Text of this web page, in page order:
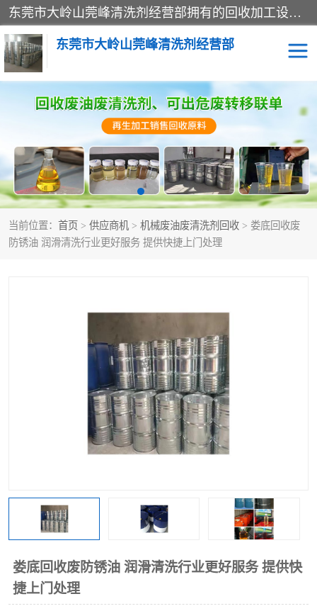
东莞市大岭山莞峰清洗剂经营部拥有的回收加工设备，大量废油回收、废清洗剂回收、废溶剂油回收、机械废油废清洗剂回收、废碳氢回收、碳氢液压油回收、碳氢二氯回收等废清洗剂处理；我们只是提供废旧化工原料的循环使用存放点，执行正规的存放，有正规的回收资质处理。同时我们公司批发零售回收级清洗剂，脱模油再生基础油，质量保证。
东莞市大岭山莞峰清洗剂经营部
当前位置： 首页 > 供应商机 > 机械废油废清洗剂回收 > 娄底回收废
防锈油 润滑清洗行业更好服务 提供快捷上门处理
娄底回收废防锈油 润滑清洗行业更好服务 提供快
捷上门处理
废清洗剂回收
废溶剂油回收 机械废油废清洗剂回收
废碳氢回收 碳氢液压油回收
碳氢二氯回收 回收废三四氯乙烯
上门回收废清洗剂